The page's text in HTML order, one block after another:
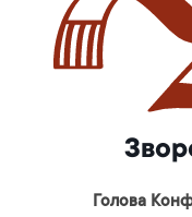
Голова